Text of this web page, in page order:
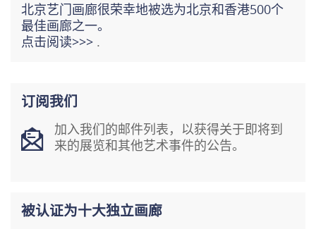
北京艺门画廊很荣幸地被选为北京和香港500个
最佳画廊之一。
点击阅读>>> .
订阅我们
加入我们的邮件列表，以获得关于即将到
来的展览和其他艺术事件的公告。
被认证为十大独立画廊